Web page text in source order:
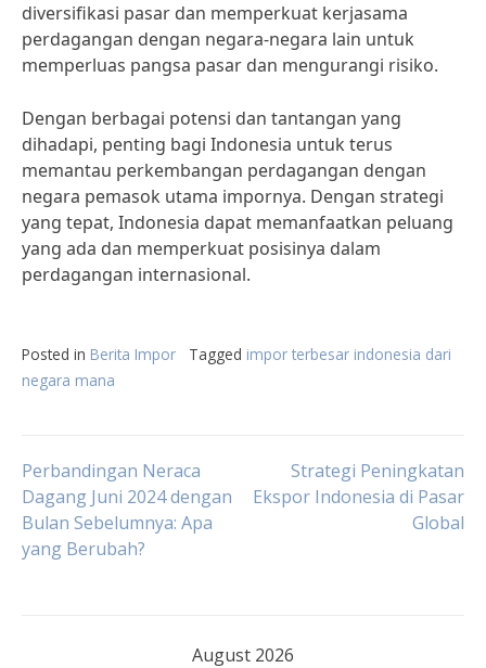
diversifikasi pasar dan memperkuat kerjasama
perdagangan dengan negara-negara lain untuk
memperluas pangsa pasar dan mengurangi risiko.
Dengan berbagai potensi dan tantangan yang
dihadapi, penting bagi Indonesia untuk terus
memantau perkembangan perdagangan dengan
negara pemasok utama impornya. Dengan strategi
yang tepat, Indonesia dapat memanfaatkan peluang
yang ada dan memperkuat posisinya dalam
perdagangan internasional.
Posted in Berita Impor Tagged impor terbesar indonesia dari
negara mana
Post
navigation
Perbandingan Neraca
Dagang Juni 2024 dengan
Bulan Sebelumnya: Apa
yang Berubah?
Strategi Peningkatan
Ekspor Indonesia di Pasar
Global
August 2026